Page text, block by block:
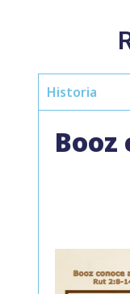
Historia
Booz